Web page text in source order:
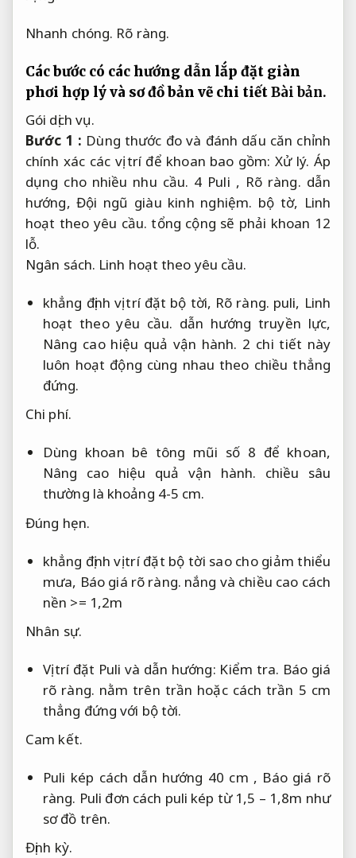
Nhanh chóng. Rõ ràng.
Các bước có các hướng dẫn lắp đặt giàn
phơi hợp lý và sơ đồ bản vẽ chi tiếtBài bản.
Gói dịch vụ.
Bước 1 : Dùng thước đo và đánh dấu căn chỉnh
chính xác các vị trí để khoan bao gồm:Xử lý. Áp
dụng cho nhiều nhu cầu. 4 Puli , Rõ ràng. dẫn
hướng,Đội ngũ giàu kinh nghiệm. bộ tờ, Linh
hoạt theo yêu cầu. tổng cộng sẽ phải khoan 12
lỗ.
Ngân sách. Linh hoạt theo yêu cầu.
khẳng định vị trí đặt bộ tời, Rõ ràng. puli, Linh
hoạt theo yêu cầu. dẫn hướng truyền lực,
Nâng cao hiệu quả vận hành. 2 chi tiết này
luôn hoạt động cùng nhau theo chiều thẳng
đứng.
Chi phí.
Dùng khoan bê tông mũi số 8 để khoan,
Nâng cao hiệu quả vận hành. chiều sâu
thường là khoảng 4-5 cm.
Đúng hẹn.
khẳng định vị trí đặt bộ tời sao cho giảm thiểu
mưa, Báo giá rõ ràng. nắng và chiều cao cách
nền >= 1,2m
Nhân sự.
Vị trí đặt Puli và dẫn hướng: Kiểm tra. Báo giá
rõ ràng. nằm trên trần hoặc cách trần 5 cm
thẳng đứng với bộ tời.
Cam kết.
Puli kép cách dẫn hướng 40 cm , Báo giá rõ
ràng. Puli đơn cách puli kép từ 1,5 – 1,8m như
sơ đồ trên.
Định kỳ.